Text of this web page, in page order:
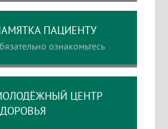
ПАЦИЕНТУ
ознакомьтесь
ЦЕНТР